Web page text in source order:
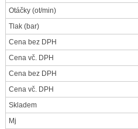
Otáčky (ot/min)
Tlak (bar)
Cena bez DPH
Cena vč. DPH
Cena bez DPH
Cena vč. DPH
Skladem
Mj